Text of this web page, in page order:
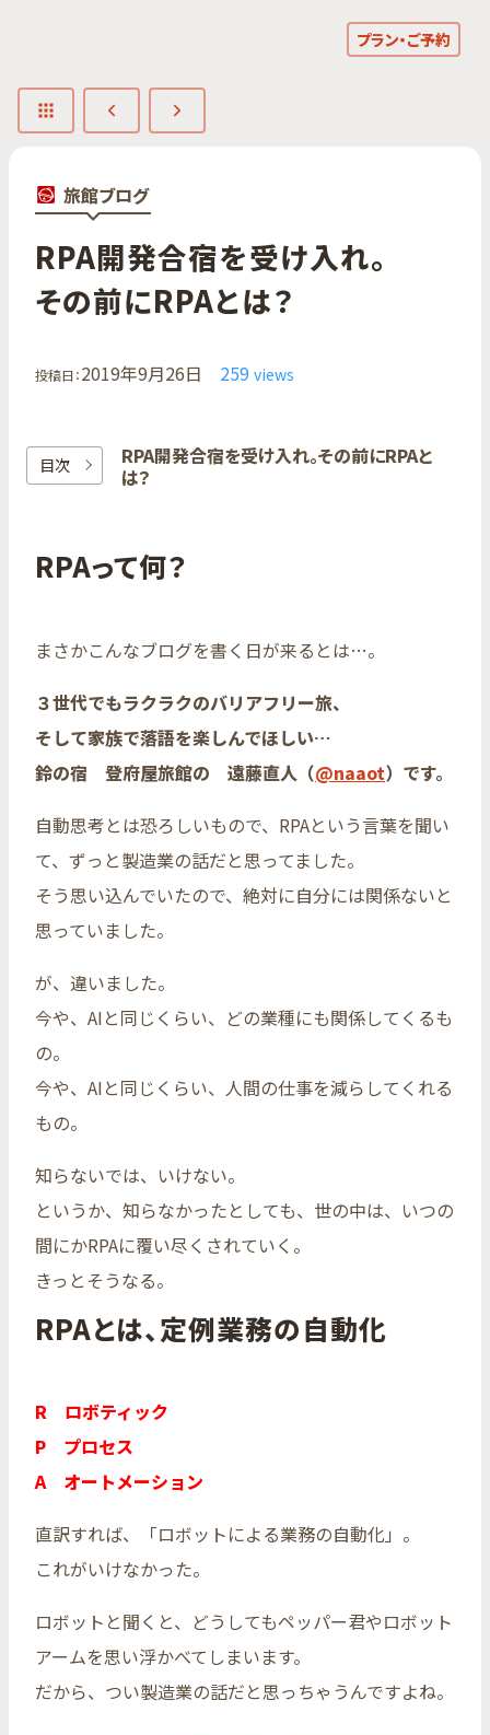
プラン・ご予約
旅館ブログ
RPA開発合宿を​受け入れ。​
その前に​RPAとは？
投稿日：2019年9月26日 259 views
目次
RPA開発合宿を​受け入れ。​その前に​RPAと
は？
RPAって何？
まさかこんなブログを書く日が来るとは…。
３世代でもラクラクのバリアフリー旅、
そして家族で落語を楽しんでほしい…
鈴の宿 登府屋旅館の 遠藤直人（@naaot）です。
自動思考とは恐ろしいもので、RPAという言葉を聞い
て、ずっと製造業の話だと思ってました。
そう思い込んでいたので、絶対に自分には関係ないと
思っていました。
が、違いました。
今や、AIと同じくらい、どの業種にも関係してくるも
の。
今や、AIと同じくらい、人間の仕事を減らしてくれる
もの。
知らないでは、いけない。
というか、知らなかったとしても、世の中は、いつの
間にかRPAに覆い尽くされていく。
きっとそうなる。
RPAとは、定例業務の自動化
R ロボティック
P プロセス
A オートメーション
直訳すれば、「ロボットによる業務の自動化」。
これがいけなかった。
ロボットと聞くと、どうしてもペッパー君やロボット
アームを思い浮かべてしまいます。
だから、つい製造業の話だと思っちゃうんですよね。